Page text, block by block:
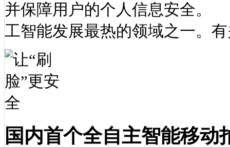
并保障用户的个人信息安全
工智能发展最热的领域之一。
国内首个全自主智能移动